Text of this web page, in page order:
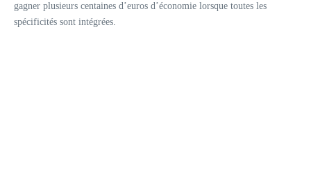
gagner plusieurs centaines d’euros d’économie lorsque toutes les
spécificités sont intégrées.